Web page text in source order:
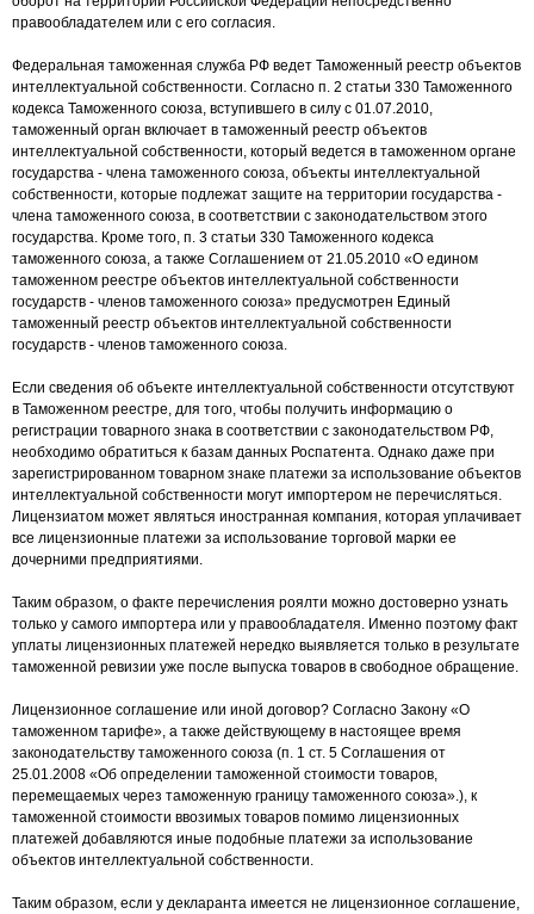
правообладателем или с его согласия.
Федеральная таможенная служба РФ ведет Таможенный реестр объектов
интеллектуальной собственности. Согласно п. 2 статьи 330 Таможенного
кодекса Таможенного союза, вступившего в силу с 01.07.2010,
таможенный орган включает в таможенный реестр объектов
интеллектуальной собственности, который ведется в таможенном органе
государства - члена таможенного союза, объекты интеллектуальной
собственности, которые подлежат защите на территории государства -
члена таможенного союза, в соответствии с законодательством этого
государства. Кроме того, п. 3 статьи 330 Таможенного кодекса
таможенного союза, а также Соглашением от 21.05.2010 «О едином
таможенном реестре объектов интеллектуальной собственности
государств - членов таможенного союза» предусмотрен Единый
таможенный реестр объектов интеллектуальной собственности
государств - членов таможенного союза.
Если сведения об объекте интеллектуальной собственности отсутствуют
в Таможенном реестре, для того, чтобы получить информацию о
регистрации товарного знака в соответствии с законодательством РФ,
необходимо обратиться к базам данных Роспатента. Однако даже при
зарегистрированном товарном знаке платежи за использование объектов
интеллектуальной собственности могут импортером не перечисляться.
Лицензиатом может являться иностранная компания, которая уплачивает
все лицензионные платежи за использование торговой марки ее
дочерними предприятиями.
Таким образом, о факте перечисления роялти можно достоверно узнать
только у самого импортера или у правообладателя. Именно поэтому факт
уплаты лицензионных платежей нередко выявляется только в результате
таможенной ревизии уже после выпуска товаров в свободное обращение.
Лицензионное соглашение или иной договор? Согласно Закону «О
таможенном тарифе», а также действующему в настоящее время
законодательству таможенного союза (п. 1 ст. 5 Соглашения от
25.01.2008 «Об определении таможенной стоимости товаров,
перемещаемых через таможенную границу таможенного союза».), к
таможенной стоимости ввозимых товаров помимо лицензионных
платежей добавляются иные подобные платежи за использование
объектов интеллектуальной собственности.
Таким образом, если у декларанта имеется не лицензионное соглашение,